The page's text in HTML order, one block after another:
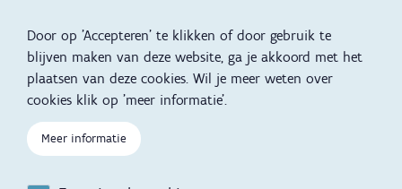
Door op 'Accepteren' te klikken of door gebruik te
blijven maken van deze website, ga je akkoord met het
plaatsen van deze cookies. Wil je meer weten over
cookies klik op 'meer informatie'.
Meer informatie
Slapen
Voet
Kind en Gezin diensten
Aanbod tijdens de
zwangerschap
Vertalingen